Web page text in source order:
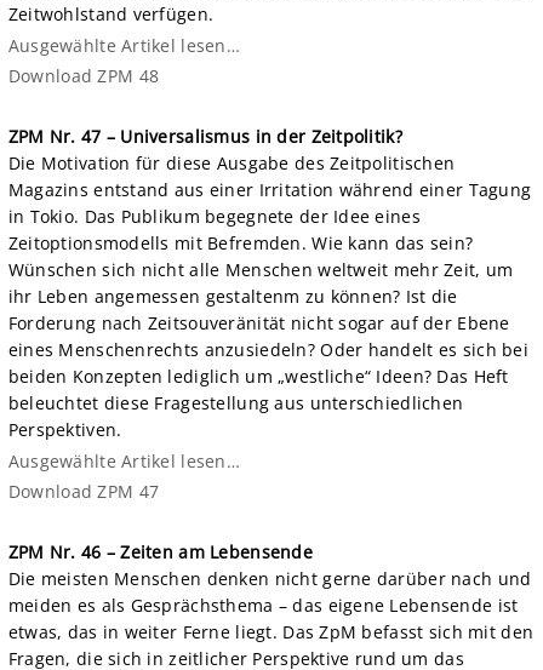
Zeitwohlstand verfügen.
Ausgewählte Artikel lesen…
Download ZPM 48
ZPM Nr. 47 – Universalismus in der Zeitpolitik?
Die Motivation für diese Ausgabe des Zeitpolitischen
Magazins entstand aus einer Irritation während einer Tagung
in Tokio. Das Publikum begegnete der Idee eines
Zeitoptionsmodells mit Befremden. Wie kann das sein?
Wünschen sich nicht alle Menschen weltweit mehr Zeit, um
ihr Leben angemessen gestaltenm zu können? Ist die
Forderung nach Zeitsouveränität nicht sogar auf der Ebene
eines Menschenrechts anzusiedeln? Oder handelt es sich bei
beiden Konzepten lediglich um „westliche“ Ideen? Das Heft
beleuchtet diese Fragestellung aus unterschiedlichen
Perspektiven.
Ausgewählte Artikel lesen…
Download ZPM 47
ZPM Nr. 46 – Zeiten am Lebensende
Die meisten Menschen denken nicht gerne darüber nach und
meiden es als Gesprächsthema – das eigene Lebensende ist
etwas, das in weiter Ferne liegt. Das ZpM befasst sich mit den
Fragen, die sich in zeitlicher Perspektive rund um das